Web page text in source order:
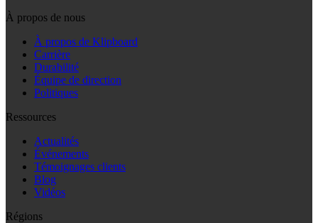
À propos de nous
À propos de Klipboard
Carrière
Durabilité
Équipe de direction
Politiques
Ressources
Actualités
Événements
Témoignages clients
Blog
Vidéos
Régions